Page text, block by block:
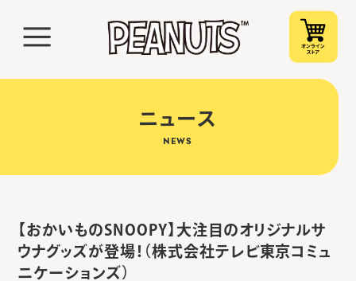
ニュース
NEWS
【おかいものSNOOPY】大注目のオリジナルサ
ウナグッズが登場！（株式会社テレビ東京コミュ
ニケーションズ）